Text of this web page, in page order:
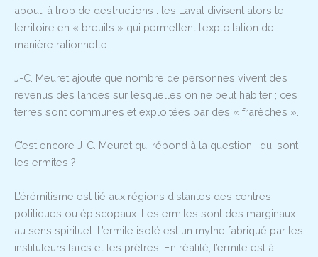
abouti à trop de destructions : les Laval divisent alors le
territoire en « breuils » qui permettent l’exploitation de
manière rationnelle.
J-C. Meuret ajoute que nombre de personnes vivent des
revenus des landes sur lesquelles on ne peut habiter ; ces
terres sont communes et exploitées par des « frarèches ».
C’est encore J-C. Meuret qui répond à la question : qui sont
les ermites ?
L’érémitisme est lié aux régions distantes des centres
politiques ou épiscopaux. Les ermites sont des marginaux
au sens spirituel. L’ermite isolé est un mythe fabriqué par les
instituteurs laïcs et les prêtres. En réalité, l’ermite est à